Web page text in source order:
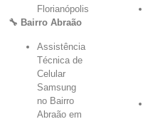
Florianópolis
🔧 Bairro Abraão
Assistência
Técnica de
Celular
Samsung
no Bairro
Abraão em